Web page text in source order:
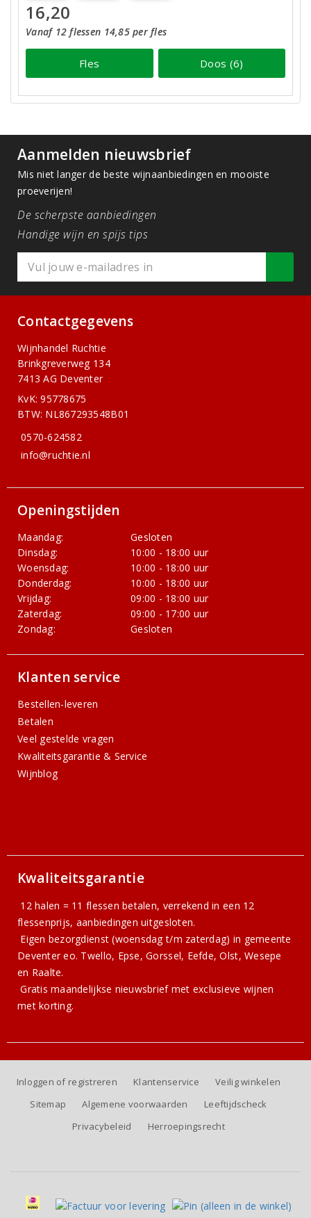
16,20
Vanaf 12 flessen 14,85 per fles
Fles Doos (6)
Aanmelden nieuwsbrief
Mis niet langer de beste wijnaanbiedingen en mooiste
proeverijen!
De scherpste aanbiedingen
Handige wijn en spijs tips
Contactgegevens
Wijnhandel Ruchtie
Brinkgreverweg 134
7413 AG Deventer
KvK: 95778675
BTW: NL867293548B01
0570-624582
info@ruchtie.nl
Openingstijden
Maandag:
Gesloten
Dinsdag:
10:00 - 18:00 uur
Woensdag:
10:00 - 18:00 uur
Donderdag:
10:00 - 18:00 uur
Vrijdag:
09:00 - 18:00 uur
Zaterdag:
09:00 - 17:00 uur
Zondag:
Gesloten
Klanten service
Bestellen-leveren
Betalen
Veel gestelde vragen
Kwaliteitsgarantie & Service
Wijnblog
Kwaliteitsgarantie
12 halen = 11 flessen betalen, verrekend in een 12
flessenprijs, aanbiedingen uitgesloten.
Eigen bezorgdienst (woensdag t/m zaterdag) in gemeente
Deventer eo. Twello, Epse, Gorssel, Eefde, Olst, Wesepe
en Raalte.
Gratismaandelijkse nieuwsbriefmet exclusieve wijnen
met korting.
Inloggen of registreren Klantenservice
Veilig winkelen
Sitemap
Algemene voorwaarden
Leeftijdscheck
Privacybeleid
Herroepingsrecht